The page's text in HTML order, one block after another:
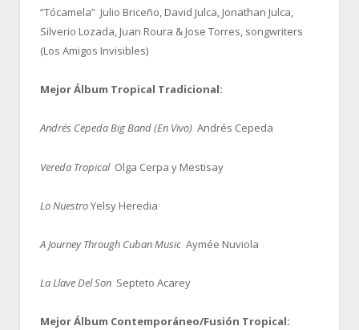
“Tócamela” Julio Briceño, David Julca, Jonathan Julca,
Silverio Lozada, Juan Roura & Jose Torres, songwriters
(Los Amigos Invisibles)
Mejor Álbum Tropical Tradicional:
Andrés Cepeda Big Band(En Vivo) Andrés Cepeda
Vereda TropicalOlga Cerpa y Mestisay
Lo NuestroYelsy Heredia
A Journey Through CubanMusic Aymée Nuviola
La Llave Del Son Septeto Acarey
Mejor Álbum Contemporáneo/Fusión Tropical: